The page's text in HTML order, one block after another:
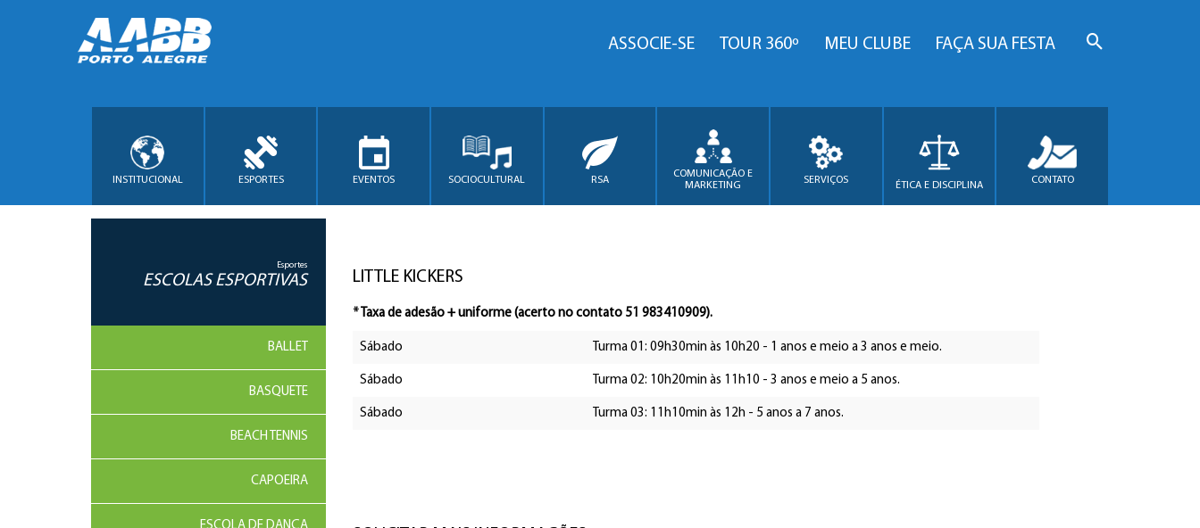
ASSOCIE-SE TOUR 360º MEU CLUBE FAÇA SUA FESTA
INSTITUCIONAL ESPORTES EVENTOS SOCIOCULTURAL RSA
COMUNICAÇÃO E
MARKETING
SERVIÇOS ÉTICA E DISCIPLINA CONTATO
Esportes
ESCOLAS ESPORTIVAS
BALLET
BASQUETE
BEACH TENNIS
CAPOEIRA
LITTLE KICKERS
* Taxa de adesão + uniforme (acerto no contato 51 983410909).
Sábado Turma 01: 09h30min às 10h20 - 1 anos e meio a 3 anos e meio.
Sábado Turma 02: 10h20min às 11h10 - 3 anos e meio a 5 anos.
Sábado Turma 03: 11h10min às 12h - 5 anos a 7 anos.